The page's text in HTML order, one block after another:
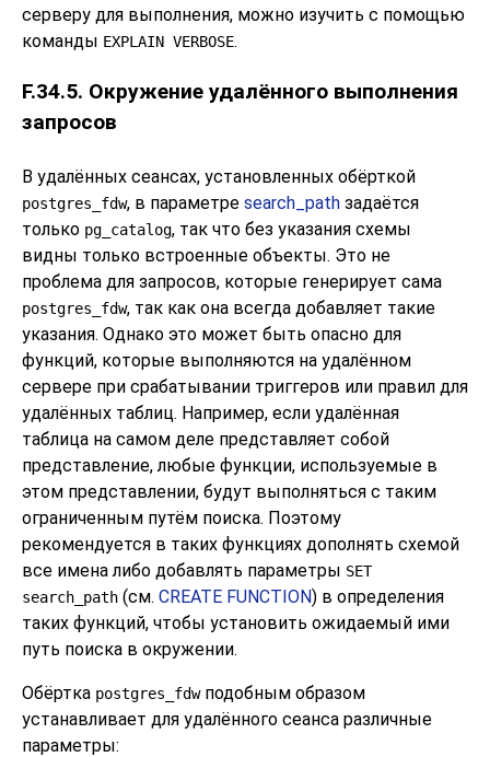
серверу для выполнения, можно изучить с помощью
команды EXPLAIN VERBOSE.
F.34.5. Окружение удалённого выполнения
запросов
В удалённых сеансах, установленных обёрткой
postgres_fdw, в параметре search_path задаётся
только pg_catalog, так что без указания схемы
видны только встроенные объекты. Это не
проблема для запросов, которые генерирует сама
postgres_fdw, так как она всегда добавляет такие
указания. Однако это может быть опасно для
функций, которые выполняются на удалённом
сервере при срабатывании триггеров или правил для
удалённых таблиц. Например, если удалённая
таблица на самом деле представляет собой
представление, любые функции, используемые в
этом представлении, будут выполняться с таким
ограниченным путём поиска. Поэтому
рекомендуется в таких функциях дополнять схемой
все имена либо добавлять параметры SET
search_path (см. CREATE FUNCTION) в определения
таких функций, чтобы установить ожидаемый ими
путь поиска в окружении.
Обёртка postgres_fdwподобным образом
устанавливает для удалённого сеанса различные
параметры: